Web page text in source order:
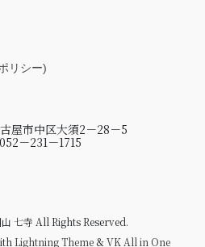
リシー)
屋市中区大須2－28－5
－231－1715
七寺 All Rights Reserved.
Lightning Theme&VK All in One